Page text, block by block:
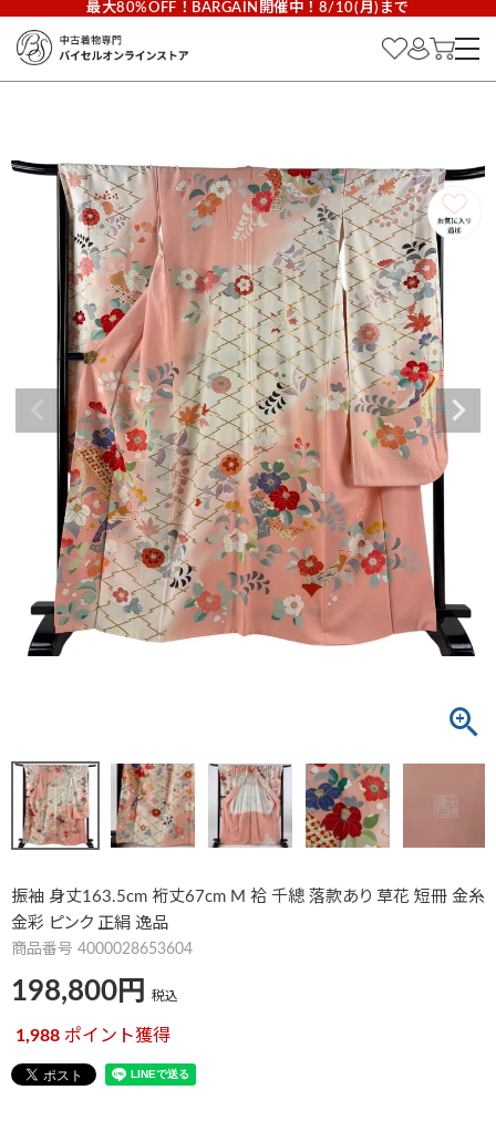
最大80%OFF！BARGAIN開催中！8/10(月)まで
振袖 身丈163.5cm 裄丈67cm M 袷 千總 落款あり 草花 短冊 金糸
金彩 ピンク 正絹 逸品
商品番号 4000028653604
198,800 税込
1,988 ポイント獲得